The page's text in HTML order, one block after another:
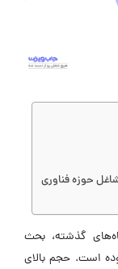
حوزه فناوری
گذشته، بحث
است. حجم بالای